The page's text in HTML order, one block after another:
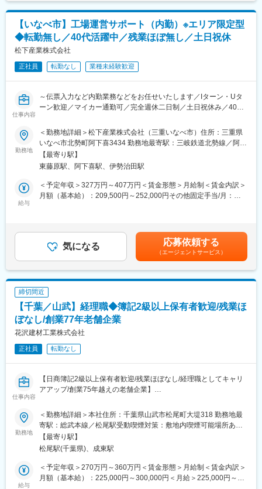
■組織構成：
26歳～58歳まで、幅広い年齢層の社員が活躍しております。平均
年齢は約44歳です。業界未経験の方も多くご入社されています。
当社が扱う石材は調達担当が海外の現地で触れて目で見た厳選し
た高品質のものにこだわっています。三重県にある自社工場で用
途に合わせて、顧客の要望に合わせて加工し、仕上げて納品して
います。石材はモダンでスタイリッシュなデザインものからエレ
個人宅から商業施設に至るまで様々なシーンで当社の製品が使用
されているおり、自信を持ってご提案ができる商材です。
■同社の魅力・やりがい
【業務】石材をただ売るだけでなく、どんな場所や用途に用いる
す。
【企業の安定性】
設立から80年以上の歴史があり、蓄積してきたノウハウやネット
ワークにより大手ハウスメーカー、大手ゼネコンとの取引を多数
【同社の特徴】加工～施工まで一貫して引き受ける
当社は、建築石材のみならず、墓石等、幅広く扱っており、顧客
■働き方：
・残業ほぼ無
残業は基本的に行わない方針で、少ない残業時間を実現しており
ます。一人に業務負担がかからないよう、案件調整等も行ってお
ります。
・早期昇進可能
全国転勤が発生しますが、その分賃金の上昇スピードが早く、上
位職への昇進が期待できます。
■組織構成：
26歳～58歳まで、幅広い年齢層の社員が活躍しております。平均
年齢は約44歳です。業界未経験の方も多くご入社されています。
【いなべ市】工場運営サポート（内勤）※エリア限定型
◆転勤無し／40代活躍中／残業ほぼ無し／土日祝休
松下産業株式会社
正社員 転勤なし 業種未経験歓迎
仕事内容
～伝票入力など内勤業務などをお任せいたします／Iターン・Uタ
ーン歓迎／マイカー通勤可／完全週休二日制／土日祝休み／40代
ザインや内装インテリアなどにご興味をお持ちの方にもおすすめ
■業務内容：
設立から80年以上の歴史があり、ビルやマンション、ホテル、商
業施設等で用いられる建築石材製品や石材関連商品を扱っている
当社にて、以下の業務をお任せします。
事務作業等のルーティンワークだけでなく、日々の業務改善や会
入社後は事務作業の割合も多くなりますが、その後様々な業務に
チャレンジしていきたいといったご志向性の方を歓迎します。
※エリア限定型は転勤がございません。
・売上、出荷伝票等の起票、基幹システム入力など
・電話、来客対応、工場案内、庶務全般他
◇工数計算
・二次加工製品の見積補助、工程管理のための工数積算
◇サンプル発送に伴うデータ管理（営業補助）
・出荷履歴の管理と物件への紐づけ
◇入荷処理
※少し重量がある建築で使用する石材製品の梱包や発送業務もござ
います。
の可能性があります。
■当社の魅力・やりがい：
【企業の安定性】
設立から80年以上の歴史があり、蓄積してきたノウハウやネット
ワークにより大手ハウスメーカー、大手ゼネコンとの取引を多数
行っております。
勤務地
＜勤務地詳細＞松下産業株式会社（三重いなべ市）住所：三重県
いなべ市北勢町阿下喜3434 勤務地最寄駅：三岐鉄道北勢線／阿下
喜駅受動喫煙対策：屋内全面禁煙変更の範囲：無
【最寄り駅】
東藤原駅、阿下喜駅、伊勢治田駅
給与
＜予定年収＞327万円～407万円＜賃金形態＞月給制＜賃金内訳＞
月額（基本給）：209,500円～252,000円その他固定手当/月：
分）※業績等により変更になる可能性があります。賃金はあくまで
も目安の金額であり、選考を通じて上下する可能性があります。
月給(月額)は固定手当を含めた表記です。
気になる 応募依頼する
（エージェントサービス）
締切間近
【千葉／山武】経理職◆簿記2級以上保有者歓迎/残業ほ
ぼなし/創業77年老舗企業
花沢建材工業株式会社
正社員 転勤なし
仕事内容
【日商簿記2級以上保有者歓迎/残業ほぼなし/経理職としてキャリ
アアップ/創業75年越えの老舗企業】
■業務内容：
経理職として経理事務全般の補助・業務サポートをお任せする方
を募集しております。
■業務詳細：
・給与計算・管理
・社会保険・源泉徴収・年末調整の計算や管理
・財務諸表の作成補助
勤務地
＜勤務地詳細＞本社住所：千葉県山武市松尾町大堤318 勤務地最
寄駅：総武本線／松尾駅受動喫煙対策：敷地内喫煙可能場所あり
変更の範囲：会社の定める事業所（リモートワーク含む）
【最寄り駅】
松尾駅(千葉県)、成東駅
給与
＜予定年収＞270万円～360万円＜賃金形態＞月給制＜賃金内訳＞
月額（基本給）：225,000円～300,000円＜月給＞225,000円～